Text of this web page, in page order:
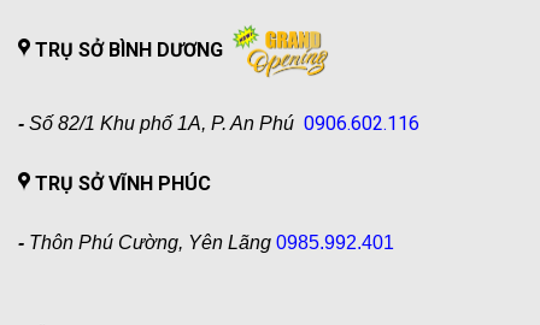
TRỤ SỞ BÌNH DƯƠNG
- Số 82/1 Khu phố 1A, P. An Phú 0906.602.116
TRỤ SỞ VĨNH PHÚC
- Thôn Phú Cường, Yên Lãng 0985.992.401